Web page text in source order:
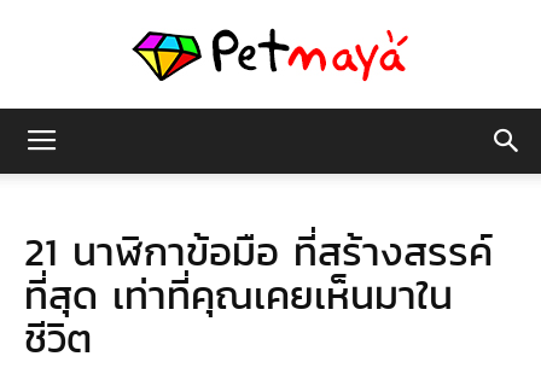
มายา
21 นาฬิกาข้อมือ ที่สร้างสรรค์
ที่สุด เท่าที่คุณเคยเห็นมาใน
ชีวิต